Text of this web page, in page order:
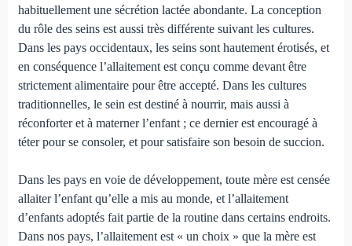
habituelle­ment une sécrétion lactée abondante. La conception
du rôle des seins est aussi très différente suivant les cultures.
Dans les pays occidentaux, les seins sont hautement érotisés, et
en conséquence l’allaitement est conçu comme devant être
strictement alimen­taire pour être accepté. Dans les cultures
traditionnelles, le sein est destiné à nourrir, mais aussi à
réconforter et à materner l’enfant ; ce dernier est encouragé à
téter pour se consoler, et pour satis­faire son besoin de succion.
Dans les pays en voie de développement, toute mère est censée
allaiter l’enfant qu’elle a mis au monde, et l’allaitement
d’enfants adoptés fait partie de la routine dans certains endroits.
Dans nos pays, l’allaitement est « un choix » que la mère est